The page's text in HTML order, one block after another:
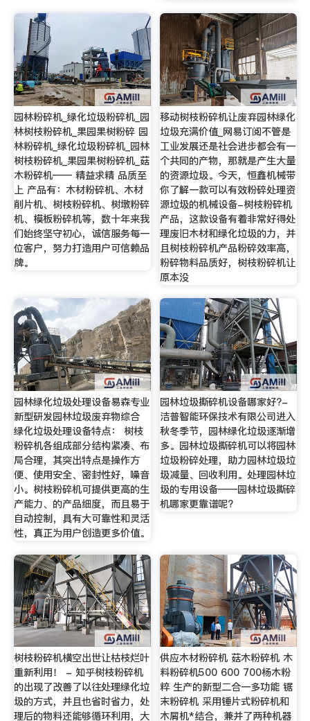
园林粉碎机_绿化垃圾粉碎机_园
林树枝粉碎机_果园果树粉碎 园
林粉碎机_绿化垃圾粉碎机_园林
树枝粉碎机_果园果树粉碎机_菇
木粉碎机—— 精益求精 品质至
上 产品有：木材粉碎机、木材
削片机、树枝粉碎机、树墩粉碎
机、模板粉碎机等，数十年来我
们始终坚守初心，诚信服务每一
位客户，努力打造用户可信赖品
牌。
移动树枝粉碎机让废弃园林绿化
垃圾充满价值_网易订阅不管是
工业发展还是社会进步都会有一
个共同的产物，那就是产生大量
的资源垃圾。今天，恒鑫机械带
你了解一款可以有效粉碎处理资
源垃圾的机械设备-树枝粉碎机
产品，这款设备有着非常好得处
理废旧木材和绿化垃圾的力，并
且树枝粉碎机产品粉碎效率高，
粉碎物料品质好，树枝粉碎机让
原本没
园林绿化垃圾处理设备易森专业
新型研发园林垃圾废弃物综合
绿化垃圾处理设备特点： 树枝
粉碎机各组成部分结构紧凑、布
局合理，其突出特点是操作方
便、使用安全、密封性好，噪音
小。树枝粉碎机可提供更高的生
产能力、的产品细度，而且易于
自动控制，具有大可靠性和灵活
性，真正为用户创造更多价值。
园林垃圾撕碎机设备哪家好?-
洁普智能环保技术有限公司进入
秋冬季节，园林绿化垃圾逐渐增
多。园林垃圾撕碎机可以将园林
垃圾粉碎处理，助力园林垃圾垃
圾减量、回收利用。处理园林垃
圾的专用设备——园林垃圾撕碎
机哪家更靠谱呢?
树枝粉碎机横空出世让枯枝烂叶
重新利用！ - 知乎树枝粉碎机
的出现了改善了以往处理绿化垃
圾的方式，并且也省时省力，处
理后的物料还能够循环利用，大
供应木材粉碎机 菇木粉碎机 木
料粉碎机500 600 700杨木粉
粹 生产的新型二合一多功能 锯
末粉碎机 采用锤片式粉碎机和
木屑机*结合，兼并了两种机器